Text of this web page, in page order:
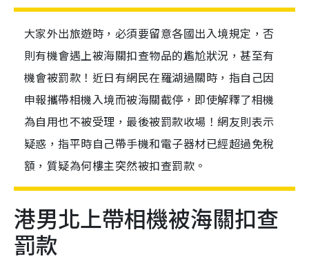
大家外出旅遊時，必須要留意各國出入境規定，否
則有機會遇上被海關扣查物品的尷尬狀況，甚至有
機會被罰款！近日有網民在羅湖過關時，指自己因
申報攜帶相機入境而被海關截停，即使解釋了相機
為自用也不被受理，最後被罰款收場！網友則表示
疑惑，指平時自己帶手機和電子器材已經超過免稅
額，質疑為何樓主突然被扣查罰款。
港男北上帶相機被海關扣查
罰款